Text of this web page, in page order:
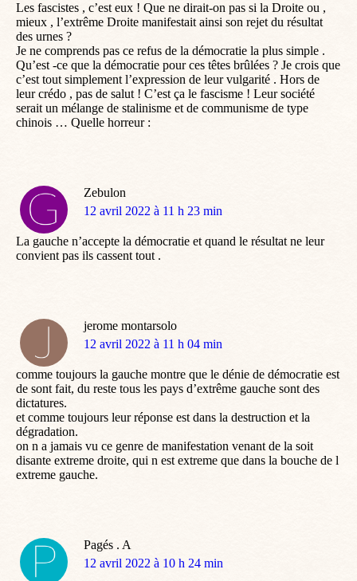
Les fascistes , c’est eux ! Que ne dirait-on pas si la Droite ou ,
mieux , l’extrême Droite manifestait ainsi son rejet du résultat
des urnes ?
Je ne comprends pas ce refus de la démocratie la plus simple .
Qu’est -ce que la démocratie pour ces têtes brûlées ? Je crois que
c’est tout simplement l’expression de leur vulgarité . Hors de
leur crédo , pas de salut ! C’est ça le fascisme ! Leur société
serait un mélange de stalinisme et de communisme de type
chinois … Quelle horreur :
Zebulon
dit
12 avril 2022 à 11 h 23 min
La gauche n’accepte la démocratie et quand le résultat ne leur
convient pas ils cassent tout .
jerome montarsolo
dit
12 avril 2022 à 11 h 04 min
comme toujours la gauche montre que le dénie de démocratie est
de sont fait, du reste tous les pays d’extrême gauche sont des
dictatures.
et comme toujours leur réponse est dans la destruction et la
dégradation.
on n a jamais vu ce genre de manifestation venant de la soit
disante extreme droite, qui n est extreme que dans la bouche de l
extreme gauche.
Pagés . A
dit
12 avril 2022 à 10 h 24 min